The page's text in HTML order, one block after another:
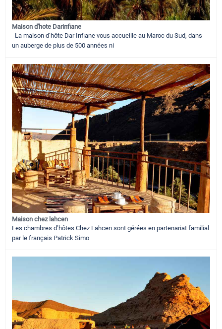
Maison d'hote Darinfiane
La maison d’hôte Dar Infiane vous accueille au Maroc du Sud, dans
un auberge de plus de 500 années ni
Maison chez lahcen
Les chambres d’hôtes Chez Lahcen sont gérées en partenariat familial
par le français Patrick Simo